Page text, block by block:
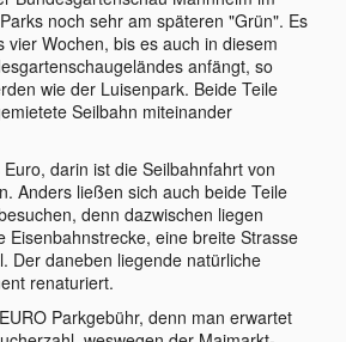
noch sehr am späteren "Grün". Es
vier Wochen, bis es auch in diesem
anfängt, so
wie der Luisenpark. Beide Teile
Seilbahn miteinander
darin ist die Seilbahnfahrt von
Anders ließen sich auch beide Teile
denn dazwischen liegen
Eisenbahnstrecke, eine breite Strasse
Der daneben liegende natürliche
renaturiert.
Parkgebühr, denn man erwartet